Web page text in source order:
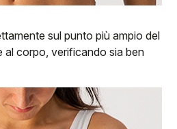
sul punto più ampio del
al corpo, verificando sia ben